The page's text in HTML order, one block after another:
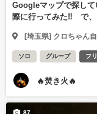
Googleマップで探し
際に行ってみた‼️ で、
[埼玉県] クロちゃん
ソロ グループ フ
🔥焚き火🔥
87